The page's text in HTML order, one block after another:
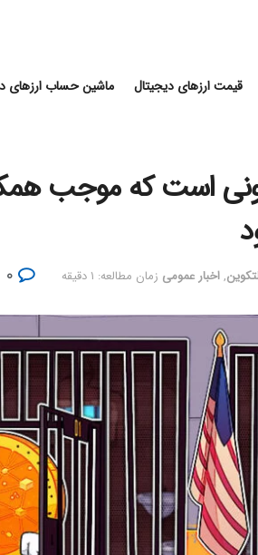
قیمت ارزهای دیجیتال ماشین حساب ارزهای
است که موجب
,اخبار عمومی زمان مطالعه: ۱ دقیقه